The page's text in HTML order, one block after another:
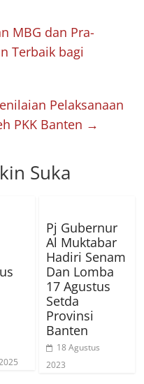
MBG dan Pra-
Terbaik bagi
Pelaksanaan
PKK Banten →
Suka
Pj Gubernur
Al Muktabar
Hadiri Senam
Dan Lomba
17 Agustus
Setda
Provinsi
Banten
18 Agustus
2023